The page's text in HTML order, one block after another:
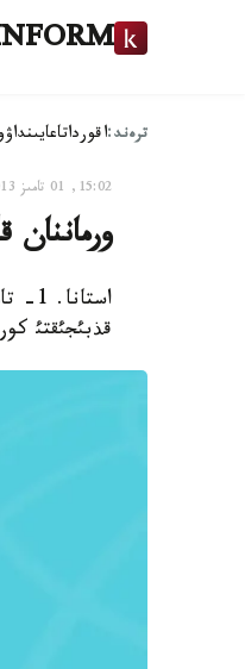
ترەند:اقورداتاعايىنداۋ
15:02, 01 تامىز 2013
ورماننان
قذبئجئقتئ